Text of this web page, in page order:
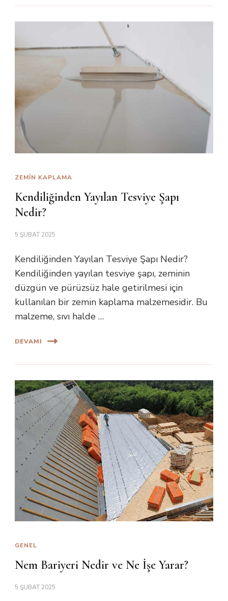
ZEMİN KAPLAMA
Kendiliğinden Yayılan Tesviye Şapı
Nedir?
5 ŞUBAT 2025
Kendiliğinden Yayılan Tesviye Şapı Nedir?
Kendiliğinden yayılan tesviye şapı, zeminin
düzgün ve pürüzsüz hale getirilmesi için
kullanılan bir zemin kaplama malzemesidir. Bu
malzeme, sıvı halde …
DEVAMI
GENEL
Nem Bariyeri Nedir ve Ne İşe Yarar?
5 ŞUBAT 2025